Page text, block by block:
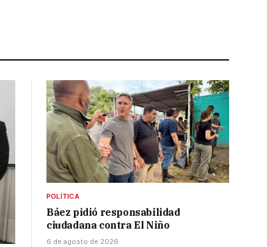
POLÍTICA
Báez pidió responsabilidad
ciudadana contra El Niño
6 de agosto de 2026